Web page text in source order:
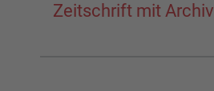
Zeitschrift mit Archiv